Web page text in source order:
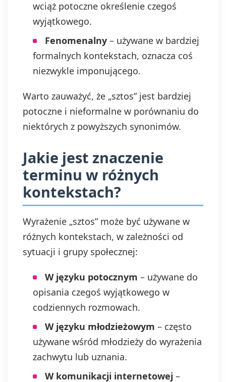
wciąż potoczne określenie czegoś
wyjątkowego.
Fenomenalny – używane w bardziej
formalnych kontekstach, oznacza coś
niezwykle imponującego.
Warto zauważyć, że „sztos” jest bardziej
potoczne i nieformalne w porównaniu do
niektórych z powyższych synonimów.
Jakie jest znaczenie
terminu w różnych
kontekstach?
Wyrażenie „sztos” może być używane w
różnych kontekstach, w zależności od
sytuacji i grupy społecznej:
W języku potocznym – używane do
opisania czegoś wyjątkowego w
codziennych rozmowach.
W języku młodzieżowym – często
używane wśród młodzieży do wyrażenia
zachwytu lub uznania.
W komunikacji internetowej –